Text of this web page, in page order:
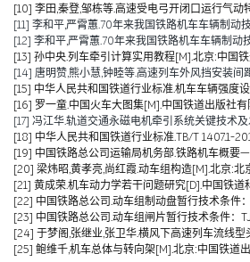
[10] 李田,秦登,邹栋等.高速受电弓开闭口运行气
[11] 李和平,严霄蕙.70年来我国铁路机车车辆制
[12] 李和平,严霄蕙.70年来我国铁路机车车辆制
[13] 孙中央.列车牵引计算实用教程[M].北京:中国
[14] 唐明赞,熊小慧,钟睦等.高速列车外风挡安装
[15] 中华人民共和国铁道行业标准.机车车辆强度
[16] 罗一童.中国火车大图集[M].中国铁道出版社有
[17] 冯江华.轨道交通永磁电机牵引系统关键技术
[18] 中华人民共和国铁道行业标准.TB/T 1407.1-
[19] 中国铁路总公司运输局机务部.铁路机车概要
[20] 梁炜昭,黄孝亮,尚红霞.动车组构造[M].北京:北
[21] 黄成荣.机车动力学若干问题研究[D].中国铁道
[22] 中国铁路总公司.动车组制动盘暂行技术条件
[23] 中国铁路总公司.动车组闸片暂行技术条件：
[24] 于梦阁,张继业,张卫华.横风下高速列车流线
[25] 鲍维千,机车总体与转向架[M].北京:中国铁道